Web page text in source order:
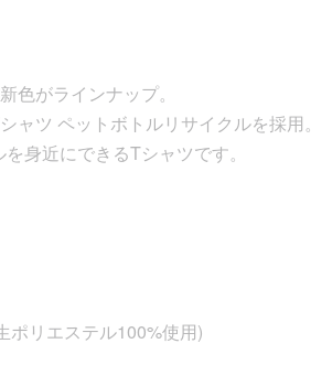
色がラインナップ。
ャツ ペットボトルリサイクルを採用。
身近にできるTシャツです。
ポリエステル100%使用)